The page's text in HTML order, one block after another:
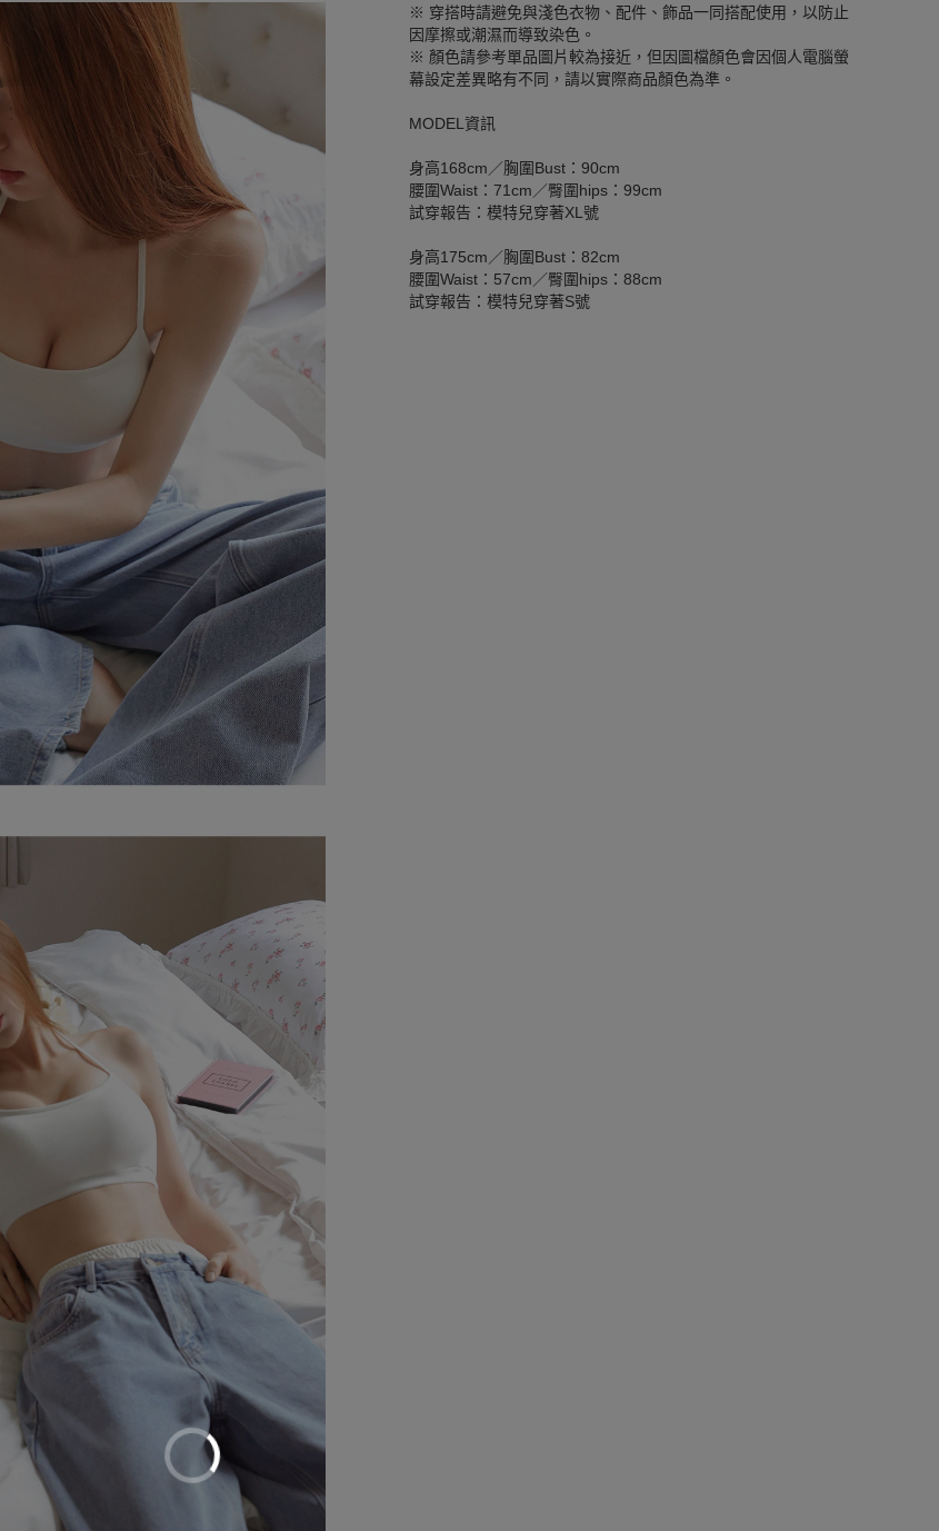
※ 穿搭時請避免與淺色衣物、配件、飾品一同搭配使用，以防止
因摩擦或潮濕而導致染色。
※ 顏色請參考單品圖片較為接近，但因圖檔顏色會因個人電腦螢
幕設定差異略有不同，請以實際商品顏色為準。
MODEL資訊
身高168cm／胸圍Bust：90cm
腰圍Waist：71cm／臀圍hips：99cm
試穿報告：模特兒穿著XL號
身高175cm／胸圍Bust：82cm
腰圍Waist：57cm／臀圍hips：88cm
試穿報告：模特兒穿著S號